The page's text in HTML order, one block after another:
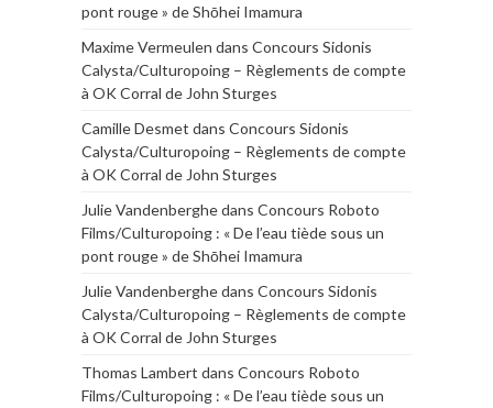
pont rouge » de Shōhei Imamura
Maxime Vermeulen dans Concours Sidonis
Calysta/Culturopoing – Règlements de compte
à OK Corral de John Sturges
Camille Desmet dans Concours Sidonis
Calysta/Culturopoing – Règlements de compte
à OK Corral de John Sturges
Julie Vandenberghedans Concours Roboto
Films/Culturopoing : « De l’eau tiède sous un
pont rouge » de Shōhei Imamura
Julie Vandenberghedans Concours Sidonis
Calysta/Culturopoing – Règlements de compte
à OK Corral de John Sturges
Thomas Lambert dans Concours Roboto
Films/Culturopoing : « De l’eau tiède sous un